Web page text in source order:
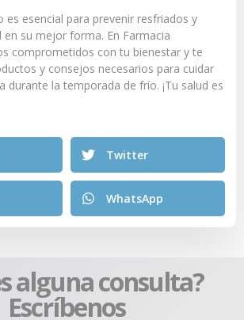
es esencial para prevenir resfriados y
su mejor forma. En Farmacia
comprometidos con tu bienestar y te
y consejos necesarios para cuidar
durante la temporada de frío. ¡Tu salud es
Twitter
WhatsApp
alguna consulta?
Escríbenos
RESACA
hemos creado este protocolo
la sintomatología asociada a la